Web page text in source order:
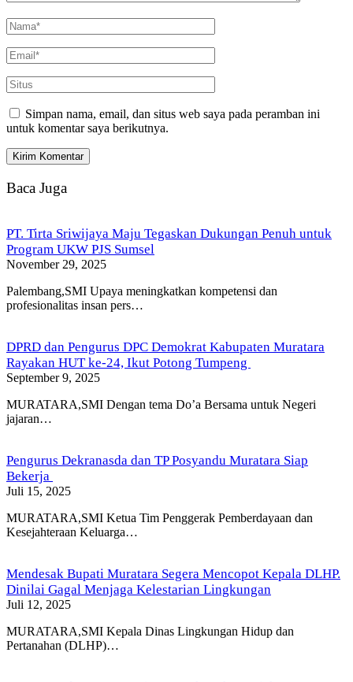
Simpan nama, email, dan situs web saya pada peramban ini
untuk komentar saya berikutnya.
Baca Juga
PT. Tirta Sriwijaya Maju Tegaskan Dukungan Penuh untuk
Program UKW PJS Sumsel
November 29, 2025
Palembang,SMI Upaya meningkatkan kompetensi dan
profesionalitas insan pers…
DPRD dan Pengurus DPC Demokrat Kabupaten Muratara
Rayakan HUT ke-24, Ikut Potong Tumpeng
September 9, 2025
MURATARA,SMI Dengan tema Do’a Bersama untuk Negeri
jajaran…
Pengurus Dekranasda dan TP Posyandu Muratara Siap
Bekerja
Juli 15, 2025
MURATARA,SMI Ketua Tim Penggerak Pemberdayaan dan
Kesejahteraan Keluarga…
Mendesak Bupati Muratara Segera Mencopot Kepala DLHP.
Dinilai Gagal Menjaga Kelestarian Lingkungan
Juli 12, 2025
MURATARA,SMI Kepala Dinas Lingkungan Hidup dan
Pertanahan (DLHP)…